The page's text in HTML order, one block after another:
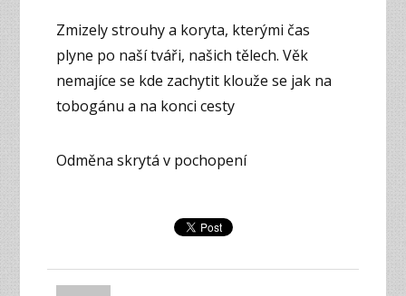
Zmizely strouhy a koryta, kterými čas
plyne po naší tváři, našich tělech. Věk
nemajíce se kde zachytit klouže se jak na
tobogánu a na konci cesty
Odměna skrytá v pochopení